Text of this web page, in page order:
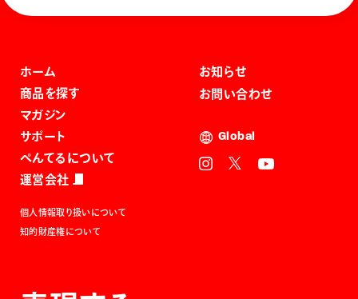
ホーム
商品を探す
マガジン
サポート
ぺんてるについて
運営会社
お知らせ
お問い合わせ
Global
個人情報取り扱いについて
知的財産権について